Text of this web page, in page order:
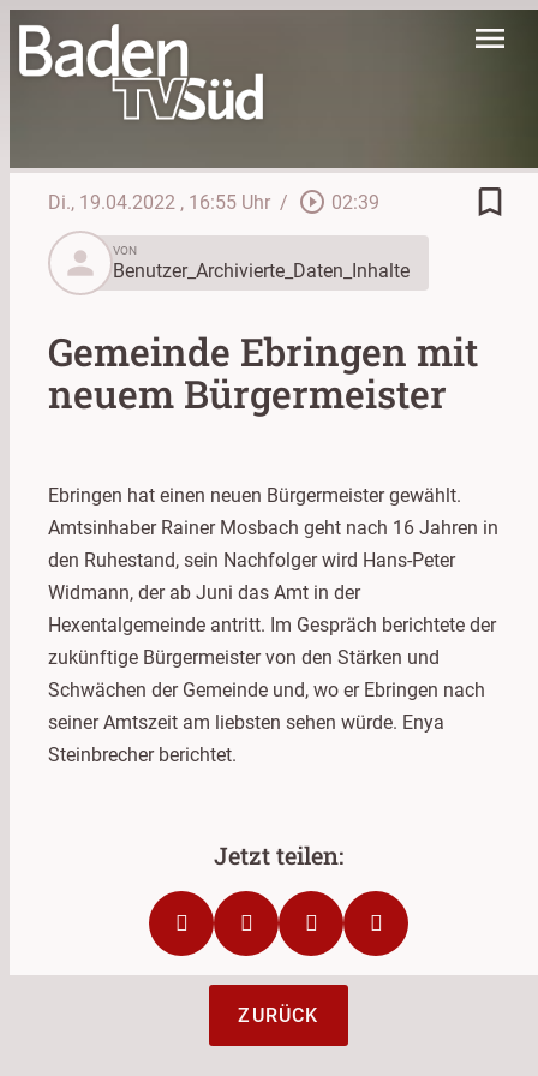
menu
Di., 19.04.2022 , 16:55 Uhr / play_circle_outline 02:39
bookmark_border
person
VON
Benutzer_Archivierte_Daten_Inhalte
Gemeinde Ebringen mit
neuem Bürgermeister
Ebringen hat einen neuen Bürgermeister gewählt.
Amtsinhaber Rainer Mosbach geht nach 16 Jahren in
den Ruhestand, sein Nachfolger wird Hans-Peter
Widmann, der ab Juni das Amt in der
Hexentalgemeinde antritt. Im Gespräch berichtete der
zukünftige Bürgermeister von den Stärken und
Schwächen der Gemeinde und, wo er Ebringen nach
seiner Amtszeit am liebsten sehen würde. Enya
Steinbrecher berichtet.
ZURÜCK